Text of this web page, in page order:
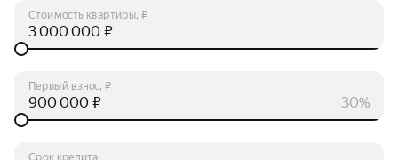
Стоимость квартиры, ₽
₽
Первый взнос, ₽
30%
₽
Срок кредита